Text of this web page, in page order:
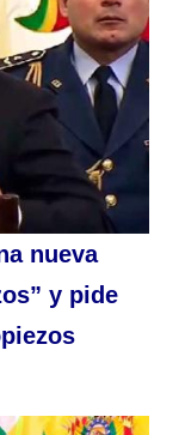
nueva
y pide